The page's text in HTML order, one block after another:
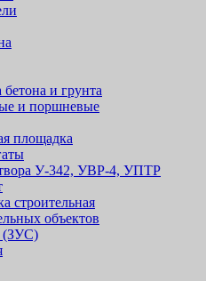
и грунта
и поршневые
площадка
У-342, УВР-4, УПТР
строительная
объектов
(ЗУС)